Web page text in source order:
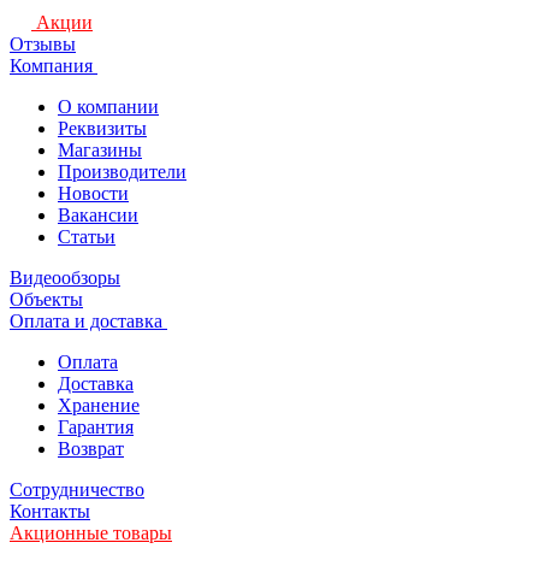
Акции
Отзывы
Компания
О компании
Реквизиты
Магазины
Производители
Новости
Вакансии
Статьи
Видеообзоры
Объекты
Оплата и доставка
Оплата
Доставка
Хранение
Гарантия
Возврат
Сотрудничество
Контакты
Акционные товары